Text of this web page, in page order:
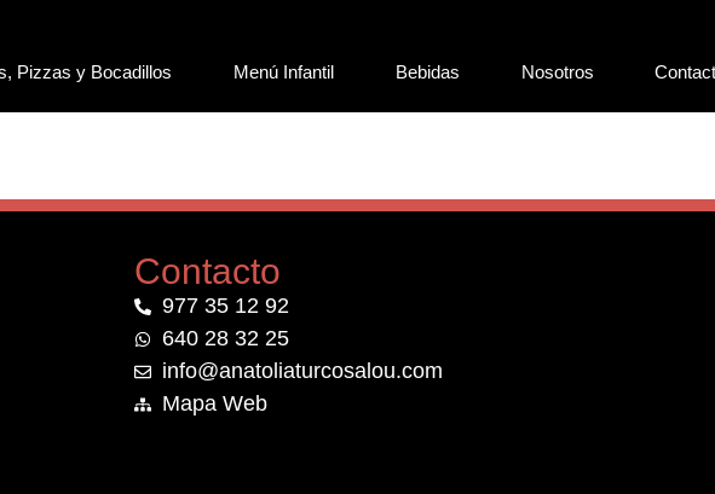
Pizzas y Bocadillos Menú Infantil Bebidas Nosotros
Contacto
977 35 12 92
640 28 32 25
info@anatoliaturcosalou.com
Mapa Web